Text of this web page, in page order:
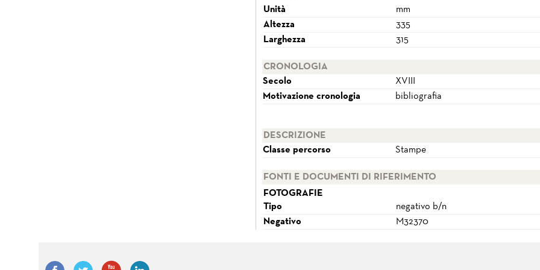
Unità
mm
Altezza
335
Larghezza
315
CRONOLOGIA
Secolo
XVIII
Motivazione cronologia
bibliografia
DESCRIZIONE
Classe percorso
Stampe
FONTI E DOCUMENTI DI RIFERIMENTO
FOTOGRAFIE
Tipo
negativo b/n
Negativo
M32370